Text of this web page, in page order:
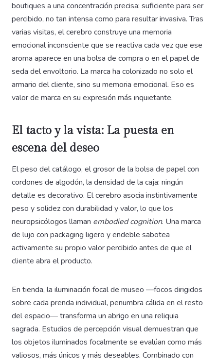
boutiques a una concentración precisa: suficiente para ser
percibido, no tan intensa como para resultar invasiva. Tras
varias visitas, el cerebro construye una memoria
emocional inconsciente que se reactiva cada vez que ese
aroma aparece en una bolsa de compra o en el papel de
seda del envoltorio. La marca ha colonizado no solo el
armario del cliente, sino su memoria emocional. Eso es
valor de marca en su expresión más inquietante.
El tacto y la vista: La puesta en
escena del deseo
El peso del catálogo, el grosor de la bolsa de papel con
cordones de algodón, la densidad de la caja: ningún
detalle es decorativo. El cerebro asocia instintivamente
peso y solidez con durabilidad y valor, lo que los
neuropsicólogos llaman embodied cognition. Una marca
de lujo con packaging ligero y endeble sabotea
activamente su propio valor percibido antes de que el
cliente abra el producto.
En tienda, la iluminación focal de museo —focos dirigidos
sobre cada prenda individual, penumbra cálida en el resto
del espacio— transforma un abrigo en una reliquia
sagrada. Estudios de percepción visual demuestran que
los objetos iluminados focalmente se evalúan como más
valiosos, más únicos y más deseables. Combinado con